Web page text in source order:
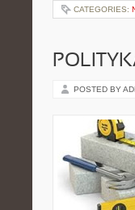
CATEGORIES:
POSTED BY